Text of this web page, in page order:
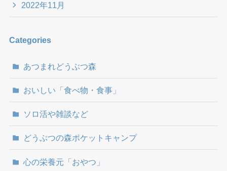
2022年11月
Categories
あつまれどうぶつ森
おいしい「食べ物・食事」
ソロ活や雑談など
どうぶつの森ポケットキャンプ
心の栄養元「おやつ」